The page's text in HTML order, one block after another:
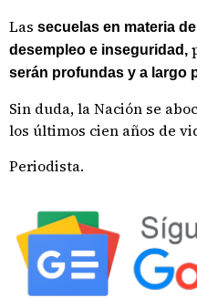
Las secuelas en materia
desempleo e inseguridad,
serán profundas y a largo
Sin duda, la Nación se
los últimos cien años de
Periodista.